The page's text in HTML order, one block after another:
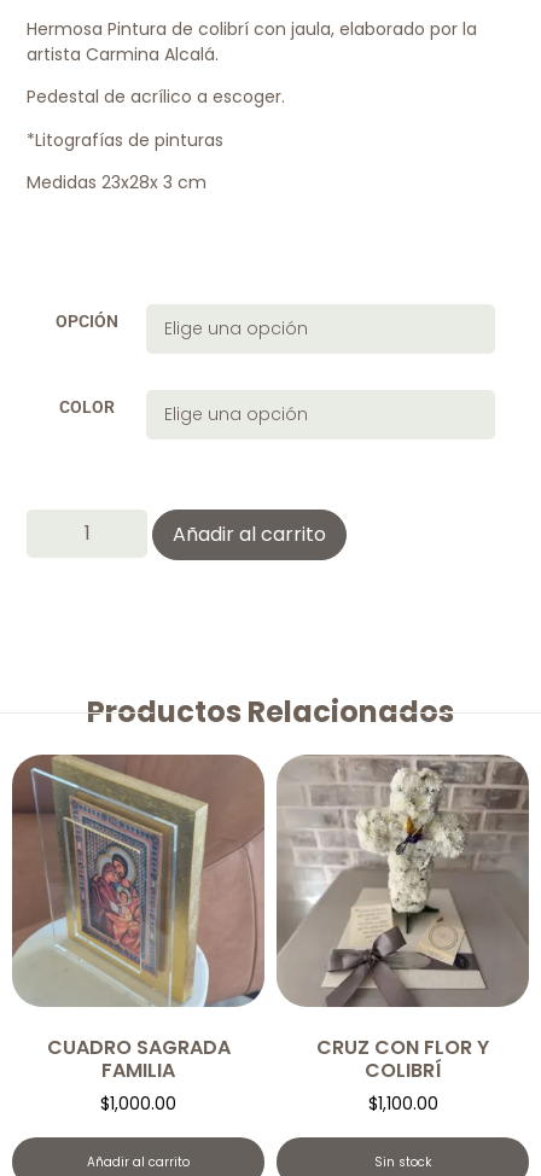
Hermosa Pintura de colibrí con jaula, elaborado por la
artista Carmina Alcalá.
Pedestal de acrílico a escoger.
*Litografías de pinturas
Medidas 23x28x 3 cm
OPCIÓN
COLOR
Añadir al carrito
Productos Relacionados
CUADRO SAGRADA
FAMILIA
$1,000.00
Añadir al carrito
CRUZ CON FLOR Y
COLIBRÍ
$1,100.00
Sin stock